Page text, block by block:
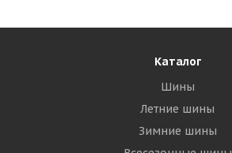
Каталог
Шины
Летние шины
Зимние шины